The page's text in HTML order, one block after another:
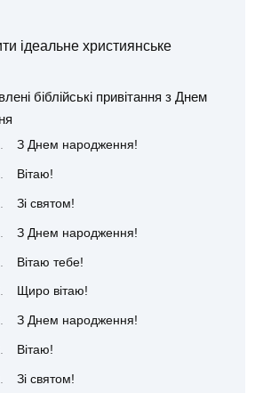
ідеальне християнське
біблійські привітання з Днем
З Днем народження!
Вітаю!
Зі святом!
З Днем народження!
Вітаю тебе!
Щиро вітаю!
З Днем народження!
Вітаю!
Зі святом!